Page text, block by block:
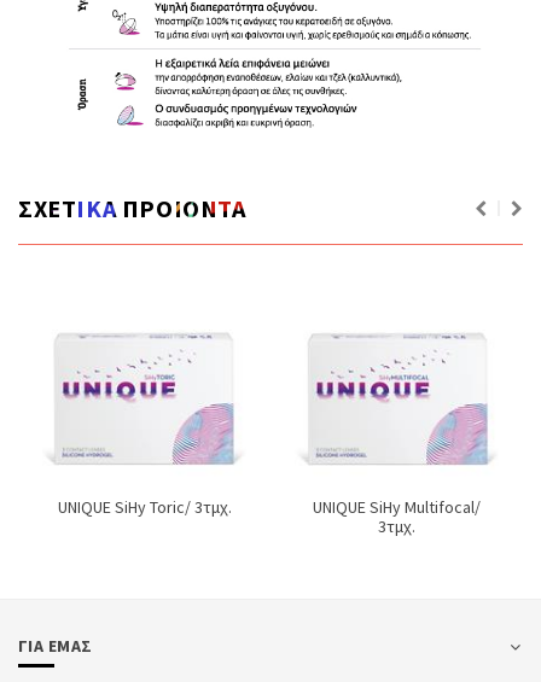
ΣΧΕΤΙΚΑ ΠΡΟΙΟΝΤΑ
UNIQUE SiHy Toric/ 3τμχ.
UNIQUE SiHy Multifocal/
3τμχ.
ΓΙΑ ΕΜΑΣ